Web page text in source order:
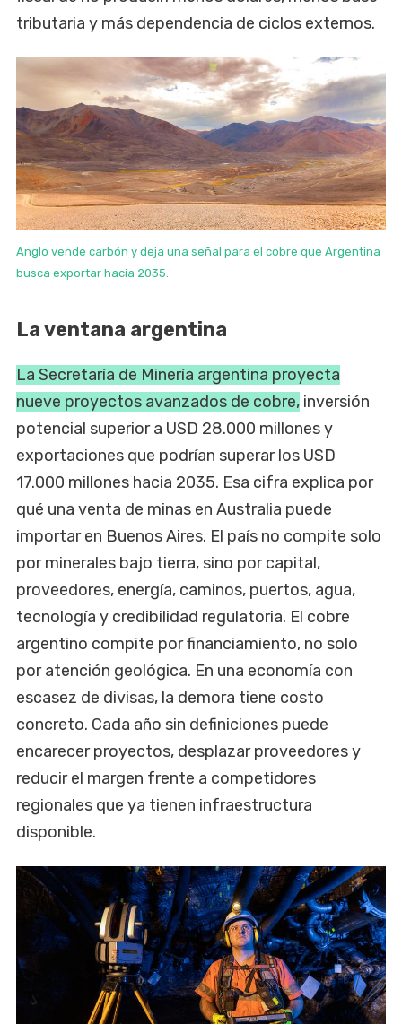
tributaria y más dependencia de ciclos externos.
Anglo vende carbón y deja una señal para el cobre que Argentina
busca exportar hacia 2035.
La ventana argentina
La Secretaría de Minería argentina proyecta
nueve proyectos avanzados de cobre, inversión
potencial superior a USD 28.000 millones y
exportaciones que podrían superar los USD
17.000 millones hacia 2035. Esa cifra explica por
qué una venta de minas en Australia puede
importar en Buenos Aires. El país no compite solo
por minerales bajo tierra, sino por capital,
proveedores, energía, caminos, puertos, agua,
tecnología y credibilidad regulatoria. El cobre
argentino compite por financiamiento, no solo
por atención geológica. En una economía con
escasez de divisas, la demora tiene costo
concreto. Cada año sin definiciones puede
encarecer proyectos, desplazar proveedores y
reducir el margen frente a competidores
regionales que ya tienen infraestructura
disponible.